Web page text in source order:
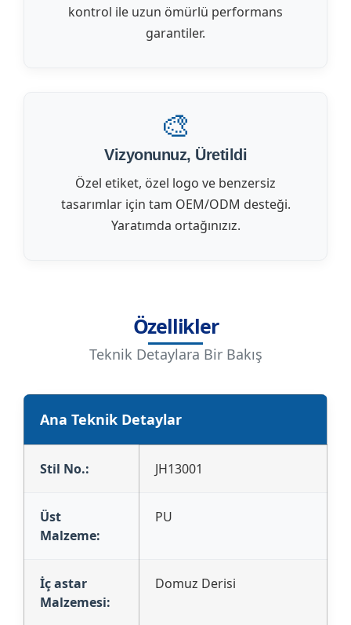
kontrol ile uzun ömürlü performans
garantiler.
🎨
Vizyonunuz, Üretildi
Özel etiket, özel logo ve benzersiz
tasarımlar için tam OEM/ODM desteği.
Yaratımda ortağınızız.
Özellikler
Teknik Detaylara Bir Bakış
Ana Teknik Detaylar
Stil No.: JH13001
Üst
Malzeme:
PU
İç astar
Malzemesi:
Domuz Derisi